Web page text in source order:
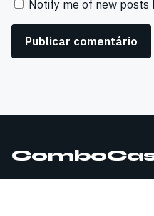
Notify me of new posts